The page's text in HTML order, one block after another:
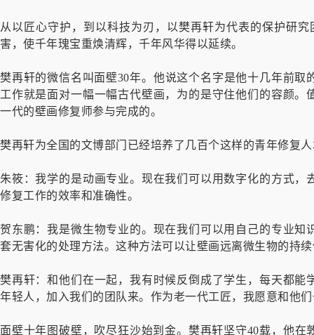
从以匠心守护，到以科技为刃，以樊再轩为代表的保护研
害，使千年瑰宝重焕清辉，千年风华得以延续。
樊再轩的微信名叫面壁30年。他说这个名字是他十几年前
工作就是面对一幅一幅古代壁画，为的是守住他们的容颜
一代的壁画修复师参与完成的。
樊再轩为全国的文博部门已经培养了几百个这样的青年修复
朱筱：我学的是动画专业。现在我们可以用数字化的方式
修复工作的效率和准确性。
贺东鹏：我是微生物专业的。现在我们可以用自己的专业
套无害化的处理方法。这种方法可以让壁画远离微生物的持
樊再轩：和他们在一起，我有时候反倒成了学生，每天都
年轻人，加入我们的团队来。作为老一代工匠，我愿意和他
面壁十年图破壁，吹尽狂沙始到金。樊再轩坚守40载，他